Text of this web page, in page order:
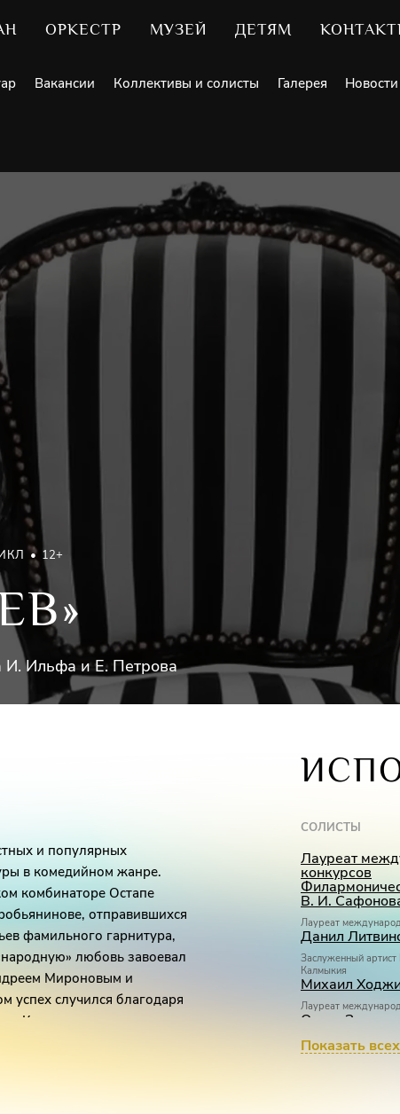
ОРКЕСТР МУЗЕЙ ДЕТЯМ
Вакансии Коллективы и солисты Галерея Новости
12+
И. Ильфа и Е. Петрова
и популярных
в комедийном жанре.
комбинаторе Остапе
отправившихся
фамильного гарнитура,
любовь завоевал
Мироновым и
успех случился благодаря
Кима, которые сразу же
источник, разошлись на
СОЛИСТЫ
Лауреат
конкурсов
В. И.
Лауреат
Данил
Заслуженный артист
Калмыкия
Михаил
Лауреат
Ольга
Дипломант
Юлия
Показать всех